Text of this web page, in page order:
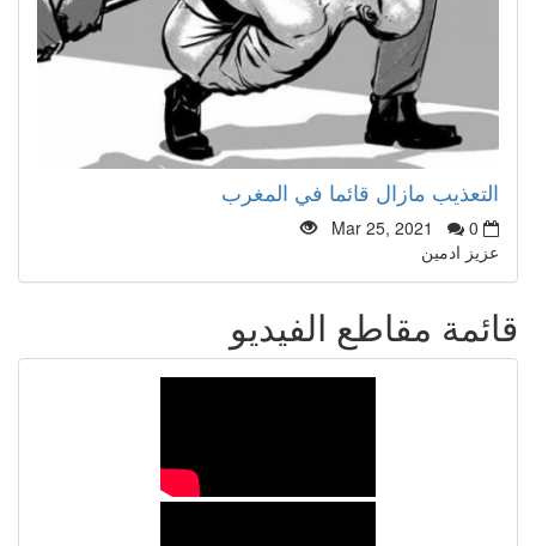
التعذيب مازال قائما في المغرب
Mar 25, 2021
0
عزيز ادمين
قائمة مقاطع الفيديو